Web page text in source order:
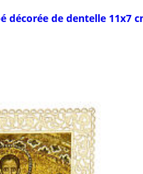
décorée de dentelle 11x7